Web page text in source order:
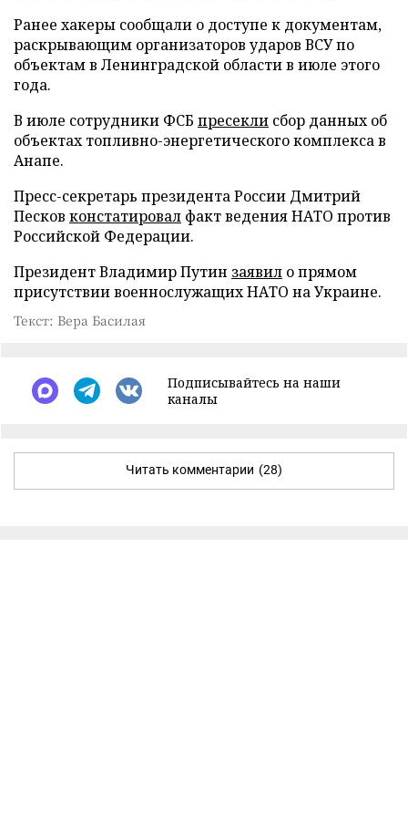
Ранее хакеры сообщали о доступе к документам,
раскрывающим организаторов ударов ВСУ по
объектам в Ленинградской области в июле этого
года.
В июле сотрудники ФСБ пресекли сбор данных об
объектах топливно-энергетического комплекса в
Анапе.
Пресс-секретарь президента России Дмитрий
Песков констатировал факт ведения НАТО против
Российской Федерации.
Президент Владимир Путин заявил о прямом
присутствии военнослужащих НАТО на Украине.
Текст: Вера Басилая
Подписывайтесь на наши
каналы
Читать комментарии (28)